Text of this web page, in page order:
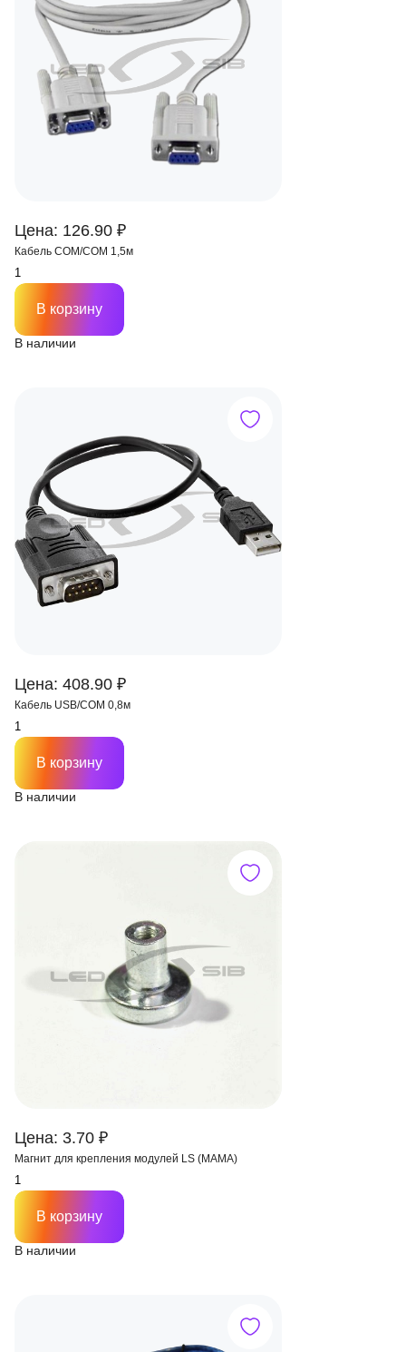
Цена: 126.90 ₽
Кабель COM/COM 1,5м
В наличии
В корзину
Цена: 408.90 ₽
Кабель USB/COM 0,8м
В наличии
В корзину
Цена: 3.70 ₽
Магнит для крепления модулей LS (МАМА)
В наличии
В корзину